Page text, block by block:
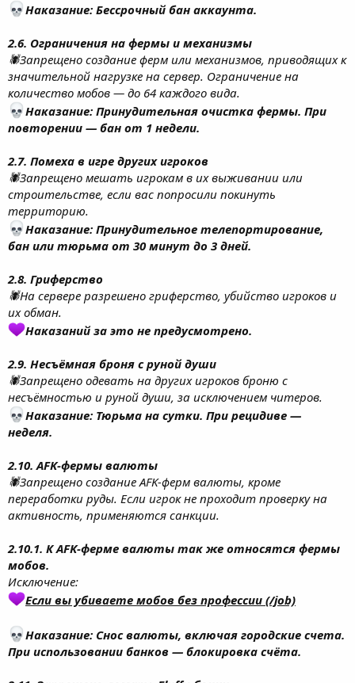
Наказание: Бессрочный бан аккаунта.
2.6. Ограничения на фермы и механизмы
🕷Запрещено создание ферм или механизмов, приводящих к
значительной нагрузке на сервер. Ограничение на
количество мобов — до 64 каждого вида.
Наказание: Принудительная очистка фермы. При
повторении — бан от 1 недели.
2.7. Помеха в игре других игроков
🕷Запрещено мешать игрокам в их выживании или
строительстве, если вас попросили покинуть
территорию.
Наказание: Принудительное телепортирование,
бан или тюрьма от 30 минут до 3 дней.
2.8. Гриферство
🕷На сервере разрешено гриферство, убийство игроков и
их обман.
Наказаний за это не предусмотрено.
2.9. Несъёмная броня с руной души
🕷Запрещено одевать на других игроков броню с
несъёмностью и руной души, за исключением читеров.
Наказание: Тюрьма на сутки. При рецидиве —
неделя.
2.10. AFK-фермы валюты
🕷Запрещено создание AFK-ферм валюты, кроме
переработки руды. Если игрок не проходит проверку на
активность, применяются санкции.
2.10.1. К AFK-ферме валюты так же относятся фермы
мобов.
Исключение:
Если вы убиваете мобов без профессии (/job)
Наказание: Снос валюты, включая городские счета.
При использовании банков — блокировка счёта.